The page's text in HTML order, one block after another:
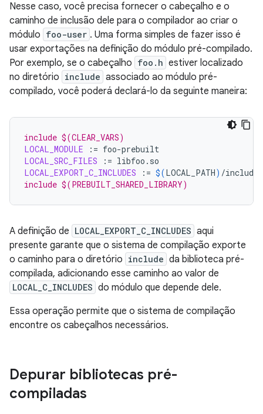
Nesse caso, você precisa fornecer o cabeçalho e o
caminho de inclusão dele para o compilador ao criar o
módulo foo-user . Uma forma simples de fazer isso é
usar exportações na definição do módulo pré-compilado.
Por exemplo, se o cabeçalho foo.h estiver localizado
no diretório include associado ao módulo pré-
compilado, você poderá declará-lo da seguinte maneira:
include $(CLEAR_VARS)
LOCAL_MODULE
:=
LOCAL_SRC_FILES
:=
LOCAL_EXPORT_C_INCLUDES
:= $(LOCAL_PATH)
include $(PREBUILT_SHARED_LIBRARY)
A definição de LOCAL_EXPORT_C_INCLUDES aqui
presente garante que o sistema de compilação exporte
o caminho para o diretório include da biblioteca pré-
compilada, adicionando esse caminho ao valor de
LOCAL_C_INCLUDES do módulo que depende dele.
Essa operação permite que o sistema de compilação
encontre os cabeçalhos necessários.
Depurar bibliotecas pré-
compiladas